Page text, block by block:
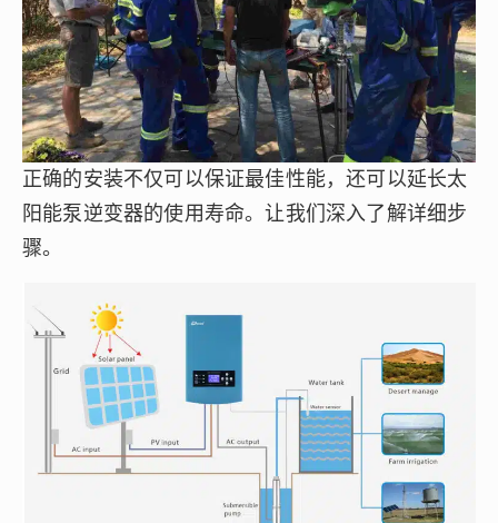
正确的安装不仅可以保证最佳性能，还可以延长太
阳能泵逆变器的使用寿命。让我们深入了解详细步
骤。